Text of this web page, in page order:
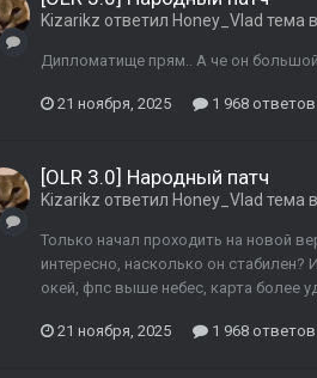
Kizarikz ответил Honey_Vlad тема в
Дипломатище прям.. А че он
21 ноября, 2025 1 968 ответов
[OLR 3.0] Народный патч
Kizarikz ответил Honey_Vlad тема в
Только начал проходить на новой
интересно, насколько он стабилен?
окей, фпс выше небес, карта более
21 ноября, 2025 1 968 ответов